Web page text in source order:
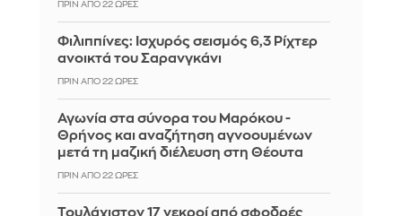
ΠΡΙΝ ΑΠΌ 22 ΏΡΕΣ
Φιλιππίνες: Ισχυρός σεισμός 6,3 Ρίχτερ
ανοικτά του Σαρανγκάνι
ΠΡΙΝ ΑΠΌ 22 ΏΡΕΣ
Αγωνία στα σύνορα του Μαρόκου -
Θρήνος και αναζήτηση αγνοουμένων
μετά τη μαζική διέλευση στη Θέουτα
ΠΡΙΝ ΑΠΌ 22 ΏΡΕΣ
Τουλάχιστον 17 νεκροί από σφοδρές